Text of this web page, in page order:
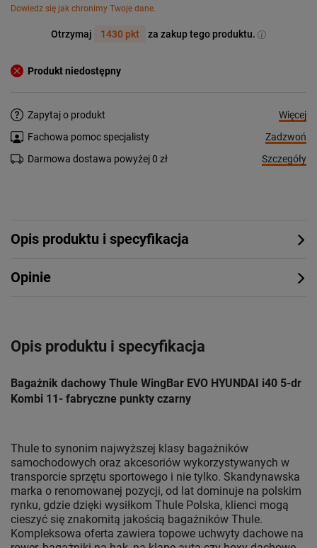
Dowiedz się jak chronimy Twoje dane.
Otrzymaj 1430 pkt za zakup tego produktu.
Produkt niedostępny
Zapytaj o produkt
Więcej
Fachowa pomoc specjalisty
Zadzwoń
Darmowa dostawa powyżej 0 zł
Szczegóły
Opis produktu i specyfikacja
Opinie
Opis produktu i specyfikacja
Bagażnik dachowy Thule WingBar EVO HYUNDAI i40 5-dr
Kombi 11- fabryczne punkty czarny
Thule to synonim najwyższej klasy bagażników
samochodowych oraz akcesoriów wykorzystywanych w
transporcie sprzętu sportowego i nie tylko. Skandynawska
marka o renomowanej pozycji, od lat dominuje na polskim
rynku, gdzie dzięki wysiłkom Thule Polska, klienci mogą
cieszyć się znakomitą jakością bagażników Thule.
Kompleksowa oferta zawiera topowe uchwyty dachowe na